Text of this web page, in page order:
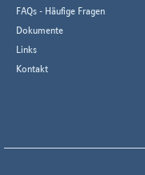
FAQs - Häufige Fragen
Dokumente
Links
Kontakt